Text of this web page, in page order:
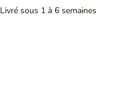
Livré sous 1 à 6 semaines